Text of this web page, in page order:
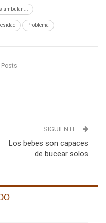
ambulan...
Problema
Posts
SIGUIENTE
Los bebes son capaces
de bucear solos